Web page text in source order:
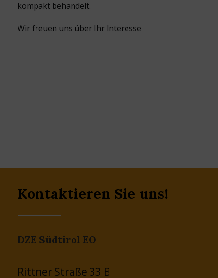
kompakt behandelt.
Wir freuen uns über Ihr Interesse
Kontaktieren Sie uns!
DZE Südtirol EO
Rittner Straße 33 B